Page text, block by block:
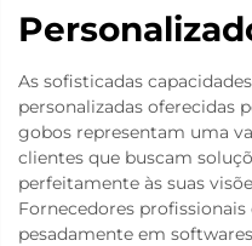
As sofisticadas
personalizadas oferecidas
gobos representam uma
clientes que buscam
perfeitamente às suas
Fornecedores
pesadamente em